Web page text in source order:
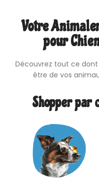
Votre
pour
Découvrez tout ce
être de vos
Shopper par